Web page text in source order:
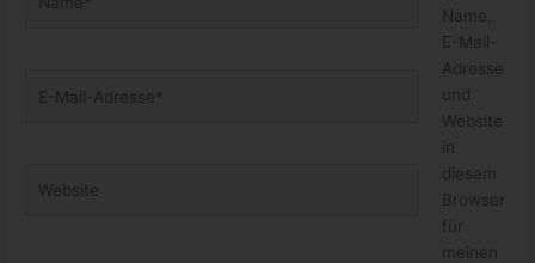
Mail-
Name,
E-Mail-
Adresse
und
Website
in
diesem
Browser
für
meinen